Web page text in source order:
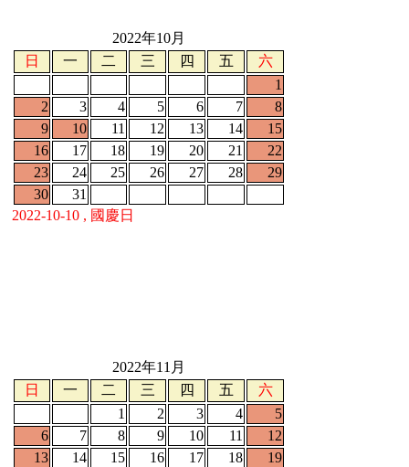
2022年10月
日
一 二 三 四 五
六
1
2
3 4 5 6 7
8
9
10 11 12 13 14
15
16
17 18 19 20 21
22
23
24 25 26 27 28
29
30
31
2022-10-10 , 國慶日
2022年11月
日
一 二 三 四 五
六
1
2 3 4
5
6
7 8 9 10 11
12
13
14 15 16 17 18
19